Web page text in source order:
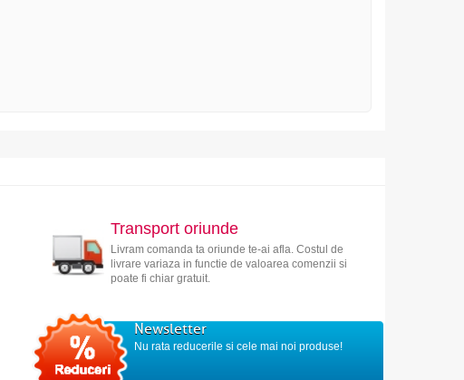
Transport oriunde
Livram comanda ta oriunde te-ai afla. Costul de
livrare variaza in functie de valoarea comenzii si
poate fi chiar gratuit.
Newsletter
Nu rata reducerile si cele mai noi produse!